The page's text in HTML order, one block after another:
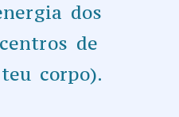
dos
de
corpo).